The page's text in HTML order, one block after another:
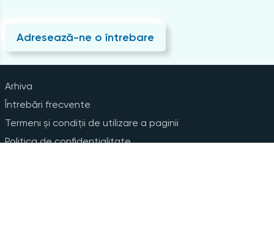
Adresează-ne o întrebare
Arhiva
Întrebări frecvente
Termeni și condiții de utilizare a paginii
Politica de confidențialitate